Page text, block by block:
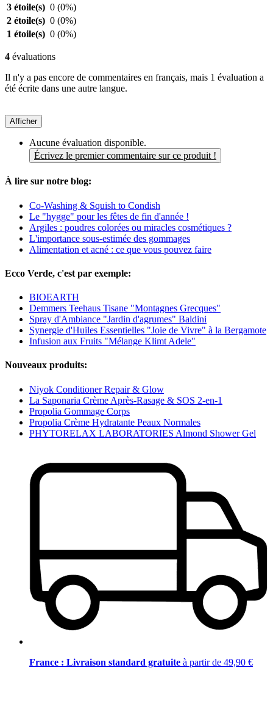
3 étoile(s) 0 (0%)
2 étoile(s) 0 (0%)
1 étoile(s) 0 (0%)
4 évaluations
Il n'y a pas encore de commentaires en français, mais 1 évaluation a
été écrite dans une autre langue.
Afficher
Aucune évaluation disponible.
Écrivez le premier commentaire sur ce produit !
À lire sur notre blog:
Co-Washing & Squish to Condish
Le "hygge" pour les fêtes de fin d'année !
Argiles : poudres colorées ou miracles cosmétiques ?
L'importance sous-estimée des gommages
Alimentation et acné : ce que vous pouvez faire
Ecco Verde, c'est par exemple:
BIOEARTH
Demmers Teehaus Tisane "Montagnes Grecques"
Spray d'Ambiance "Jardin d'agrumes" Baldini
Synergie d'Huiles Essentielles "Joie de Vivre" à la Bergamote
Infusion aux Fruits "Mélange Klimt Adele"
Nouveaux produits:
Niyok Conditioner Repair & Glow
La Saponaria Crème Après-Rasage & SOS 2-en-1
Propolia Gommage Corps
Propolia Crème Hydratante Peaux Normales
PHYTORELAX LABORATORIES Almond Shower Gel
France : Livraison standard gratuite à partir de 49,90 €